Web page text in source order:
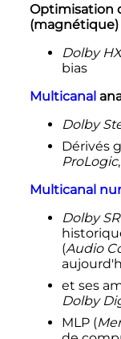
Optimisation
(magnétique)
Dolby
bias
Multicanal
Dolby
Dérivés
ProLogic,
Multicanal
Dolby
(Audio
et ses
Dolby
MLP (